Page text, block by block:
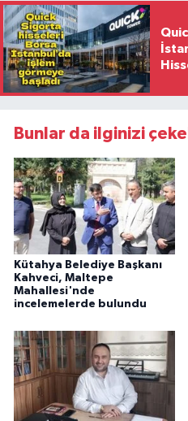
Bunlar da ilginizi
Kütahya Belediye Başkanı
Kahveci, Maltepe
Mahallesi'nde
incelemelerde bulundu